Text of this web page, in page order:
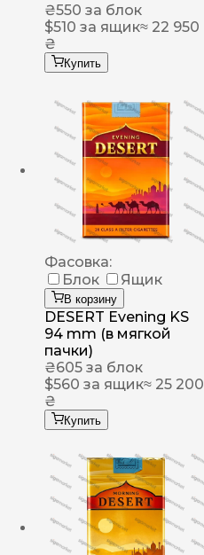
₴550 за блок
$510 за ящик≈ 22 950
₴
Купить
Фасовка:
Блок
Ящик
В корзину
DESERT Evening KS
94 mm (в мягкой
пачки)
₴605 за блок
$560 за ящик≈ 25 200
₴
Купить